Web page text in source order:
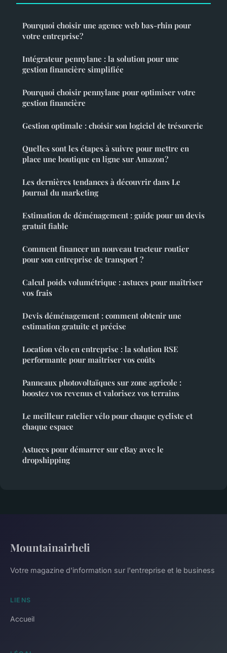
Pourquoi choisir une agence web bas-rhin pour
votre entreprise?
Intégrateur pennylane : la solution pour une
gestion financière simplifiée
Pourquoi choisir pennylane pour optimiser votre
gestion financière
Gestion optimale : choisir son logiciel de trésorerie
Quelles sont les étapes à suivre pour mettre en
place une boutique en ligne sur Amazon ?
Les dernières tendances à découvrir dans Le
Journal du marketing
Estimation de déménagement : guide pour un devis
gratuit fiable
Comment financer un nouveau tracteur routier
pour son entreprise de transport ?
Calcul poids volumétrique : astuces pour maîtriser
vos frais
Devis déménagement : comment obtenir une
estimation gratuite et précise
Location vélo en entreprise : la solution RSE
performante pour maîtriser vos coûts
Panneaux photovoltaïques sur zone agricole :
boostez vos revenus et valorisez vos terrains
Le meilleur ratelier vélo pour chaque cycliste et
chaque espace
Astuces pour démarrer sur eBay avec le
dropshipping
Mountainairheli
Votre magazine d'information sur l'entreprise et le business
LIENS
Accueil